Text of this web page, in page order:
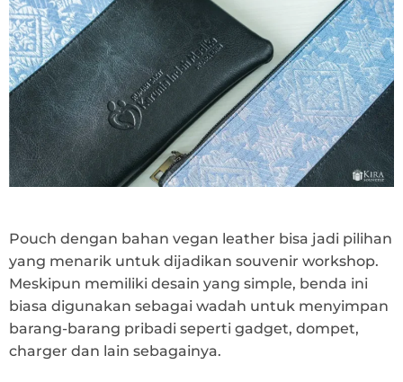
Pouch dengan bahan vegan leather bisa jadi pilihan
yang menarik untuk dijadikan souvenir workshop.
Meskipun memiliki desain yang simple, benda ini
biasa digunakan sebagai wadah untuk menyimpan
barang-barang pribadi seperti gadget, dompet,
charger dan lain sebagainya.